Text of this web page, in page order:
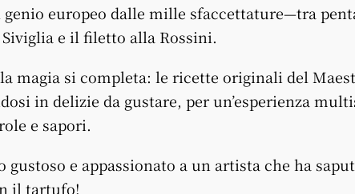
europeo dalle mille sfaccettature—tra
e il filetto alla Rossini.
magia si completa: le ricette originali del
in delizie da gustare, per un’esperienza
e sapori.
gustoso e appassionato a un artista che ha
il tartufo!